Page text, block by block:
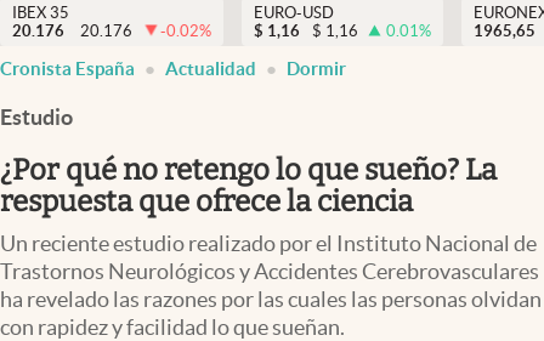
USA
Criptomonedas
España
NOTICIAS
FINANZAS
EURO
IBEX 35
20.176
20.176 -0.02%
EURO-USD
$ 1,16 $ 1,16 0.01%
1965,65
Cronista España Actualidad Dormir
Estudio
¿Por qué no retengo lo que sueño? La
respuesta que ofrece la ciencia
Un reciente estudio realizado por el Instituto Nacional de
Trastornos Neurológicos y Accidentes Cerebrovasculares
ha revelado las razones por las cuales las personas olvidan
con rapidez y facilidad lo que sueñan.